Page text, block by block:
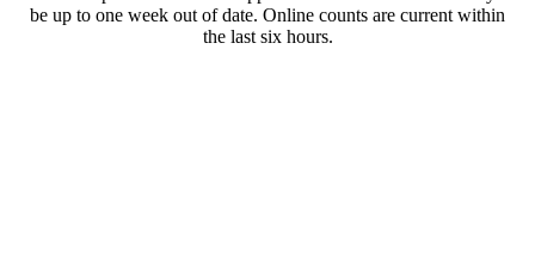
be up to one week out of date. Online counts are current within
the last six hours.